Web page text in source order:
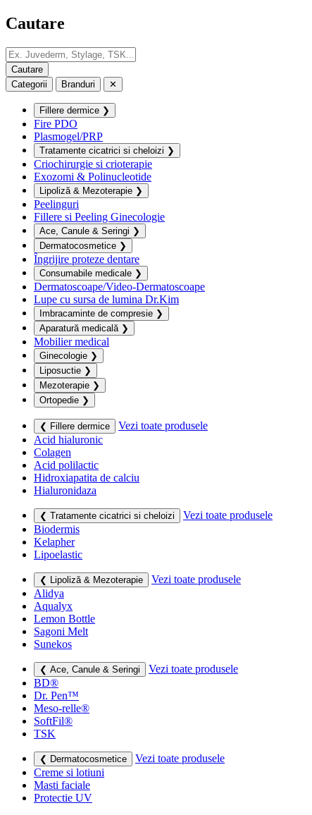
Cautare
Categorii Branduri ✕
Fillere dermice ❯
Fire PDO
Plasmogel/PRP
Tratamente cicatrici si cheloizi ❯
Criochirurgie si crioterapie
Exozomi & Polinucleotide
Lipoliză & Mezoterapie ❯
Peelinguri
Fillere si Peeling Ginecologie
Ace, Canule & Seringi ❯
Dermatocosmetice ❯
Îngrijire proteze dentare
Consumabile medicale ❯
Dermatoscoape/Video-Dermatoscoape
Lupe cu sursa de lumina Dr.Kim
Imbracaminte de compresie ❯
Aparatură medicală ❯
Mobilier medical
Ginecologie ❯
Liposuctie ❯
Mezoterapie ❯
Ortopedie ❯
❮ Fillere dermice
Vezi toate produsele
Acid hialuronic
Colagen
Acid polilactic
Hidroxiapatita de calciu
Hialuronidaza
❮ Tratamente cicatrici si cheloizi
Vezi toate produsele
Biodermis
Kelapher
Lipoelastic
❮ Lipoliză & Mezoterapie
Vezi toate produsele
Alidya
Aqualyx
Lemon Bottle
Sagoni Melt
Sunekos
❮ Ace, Canule & Seringi
Vezi toate produsele
BD®
Dr. Pen™
Meso-relle®
SoftFil®
TSK
❮ Dermatocosmetice
Vezi toate produsele
Creme si lotiuni
Masti faciale
Protectie UV